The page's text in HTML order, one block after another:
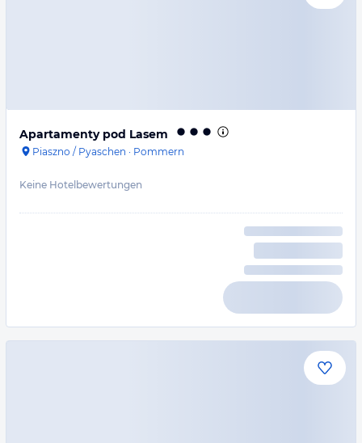
Apartamenty pod Lasem
Piaszno / Pyaschen · Pommern
Keine Hotelbewertungen